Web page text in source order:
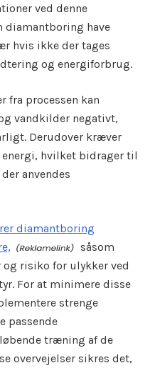
ved denne
have
hvis ikke der tages
og energiforbrug.
fra processen kan
vandkilder negativt,
Derudover kræver
hvilket bidrager til
anvendes
diamantboring
såsom
risiko for ulykker ved
For at minimere disse
strenge
passende
træning af de
overvejelser sikres det,